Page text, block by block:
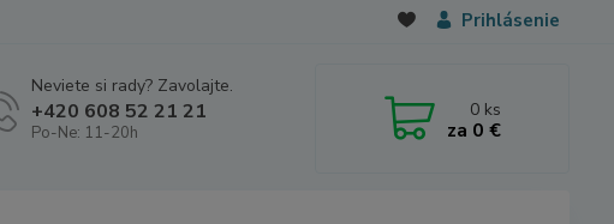
Prihlásenie
Neviete si rady? Zavolajte.
+420 608 52 21 21
Po-Ne: 11-20h
0 ks
za 0 €